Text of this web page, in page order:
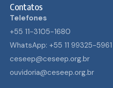
Contatos
Telefones
+55 11-3105-1680
WhatsApp: +55 11 99325-5961
ceseep@ceseep.org.br
ouvidoria@ceseep.org.br